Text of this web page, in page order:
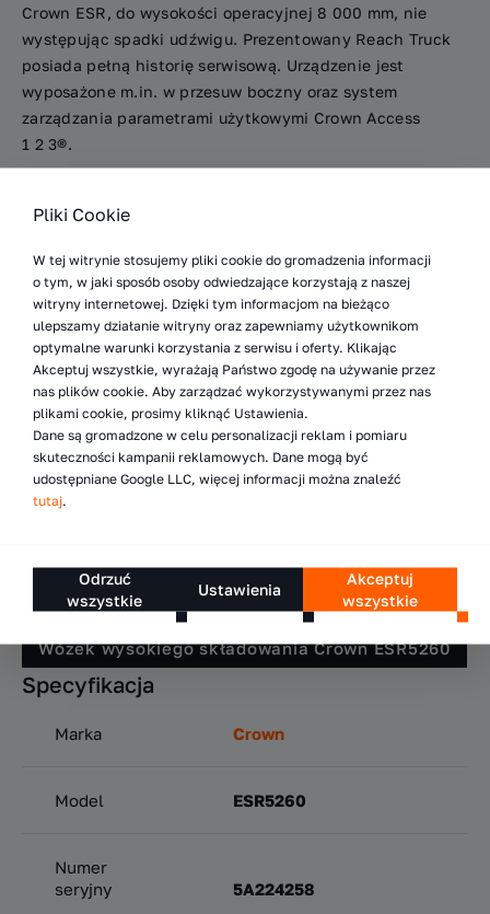
Crown ESR, do wysokości operacyjnej 8 000 mm, nie
występując spadki udźwigu. Prezentowany Reach Truck
posiada pełną historię serwisową. Urządzenie jest
wyposażone m.in. w przesuw boczny oraz system
zarządzania parametrami użytkowymi Crown Access
1 2 3®.
Optima w Europejskim Centrum Serwisowym WDX,
logistycznym – „dostępny od ręki”. Zapraszamy do
kontaktu.
Standard WDX Optima to:
W pełni odtworzone używane wózki widłowe,
Pełna diagnostyka oraz niezbędne do
prawidłowej pracy naprawy,
Nowa powłoka lakiernicza.
Wózek wysokiego składowania Crown ESR5260
Specyfikacja
Marka Crown
Model ESR5260
Numer
seryjny
5A224258
Pliki Cookie
W tej witrynie stosujemy pliki cookie do gromadzenia informacji
o tym, w jaki sposób osoby odwiedzające korzystają z naszej
witryny internetowej. Dzięki tym informacjom na bieżąco
ulepszamy działanie witryny oraz zapewniamy użytkownikom
optymalne warunki korzystania z serwisu i oferty. Klikając
Akceptuj wszystkie, wyrażają Państwo zgodę na używanie przez
nas plików cookie. Aby zarządzać wykorzystywanymi przez nas
plikami cookie, prosimy kliknąć Ustawienia.
Dane są gromadzone w celu personalizacji reklam i pomiaru
skuteczności kampanii reklamowych. Dane mogą być
udostępniane Google LLC, więcej informacji można znaleźć
tutaj.
Odrzuć
wszystkie
Ustawienia
Akceptuj
wszystkie